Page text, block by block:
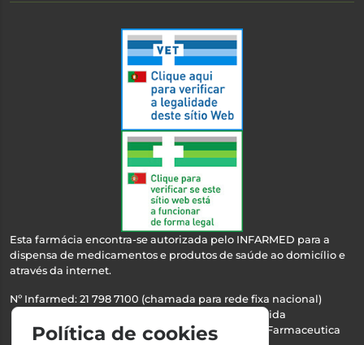
Esta farmácia encontra-se autorizada pelo INFARMED para a
dispensa de medicamentos e produtos de saúde ao domicílio e
através da internet.
Nº Infarmed: 21 798 7100 (chamada para rede fixa nacional)
Maria Teresa Almeida
NIPC:510103669 | Teresa Almeida - Sociedade Farmaceutica
Política de cookies